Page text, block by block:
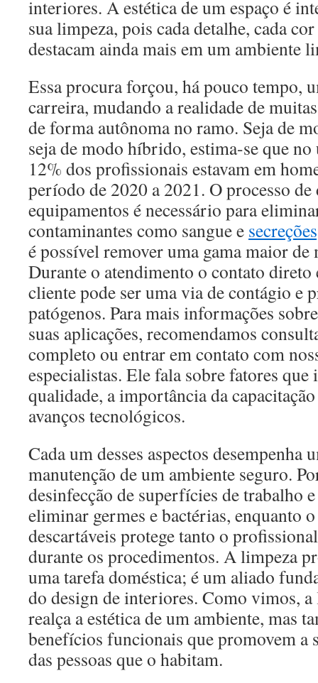
interiores. A estética de um espaço é
sua limpeza, pois cada detalhe, cada
destacam ainda mais em um ambiente
Essa procura forçou, há pouco tempo,
carreira, mudando a realidade de
de forma autônoma no ramo. Seja de
seja de modo híbrido, estima-se que
12% dos profissionais estavam em
período de 2020 a 2021. O processo de
equipamentos é necessário para
contaminantes como sangue e
é possível remover uma gama maior
Durante o atendimento o contato direto
cliente pode ser uma via de contágio e
patógenos. Para mais informações
suas aplicações, recomendamos
completo ou entrar em contato com
especialistas. Ele fala sobre fatores
qualidade, a importância da
avanços tecnológicos.
Cada um desses aspectos desempenha
manutenção de um ambiente seguro.
desinfecção de superfícies de trabalho
eliminar germes e bactérias, enquanto
descartáveis protege tanto o
durante os procedimentos. A limpeza
uma tarefa doméstica; é um aliado
do design de interiores. Como vimos, a
realça a estética de um ambiente, mas
benefícios funcionais que promovem a
das pessoas que o habitam.